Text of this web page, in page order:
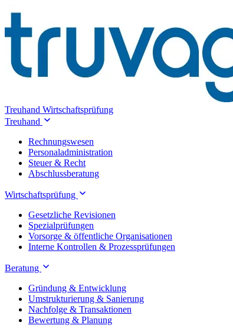
Treuhand Wirtschaftsprüfung
Treuhand
Rechnungswesen
Personaladministration
Steuer & Recht
Abschlussberatung
Wirtschaftsprüfung
Gesetzliche Revisionen
Spezialprüfungen
Vorsorge & öffentliche Organisationen
Interne Kontrollen & Prozessprüfungen
Beratung
Gründung & Entwicklung
Umstrukturierung & Sanierung
Nachfolge & Transaktionen
Bewertung & Planung